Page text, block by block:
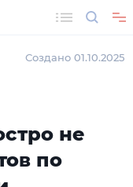
Создано 01.10.2025
не
по